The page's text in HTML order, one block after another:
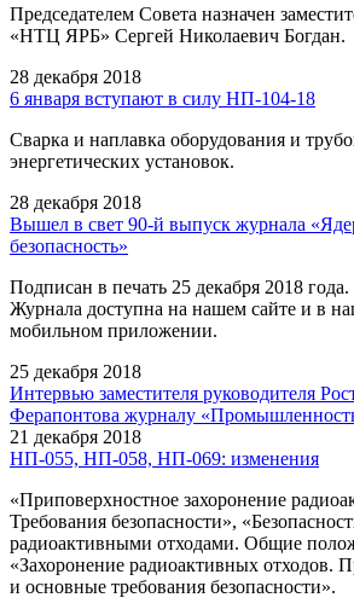
Председателем Совета назначен
«НТЦ ЯРБ» Сергей Николаевич Богдан.
28 декабря 2018
6 января вступают в силу НП-104-18
Сварка и наплавка оборудования и
энергетических установок.
28 декабря 2018
Вышел в свет 90-й выпуск журнала
безопасность»
Подписан в печать 25 декабря 2018
Журнала доступна на нашем сайте и в
мобильном приложении.
25 декабря 2018
Интервью заместителя руководителя
Ферапонтова журналу
21 декабря 2018
НП-055, НП-058, НП-069: изменения
«Приповерхностное захоронение
Требования безопасности»,
радиоактивными отходами. Общие
«Захоронение радиоактивных отходов.
и основные требования безопасности».